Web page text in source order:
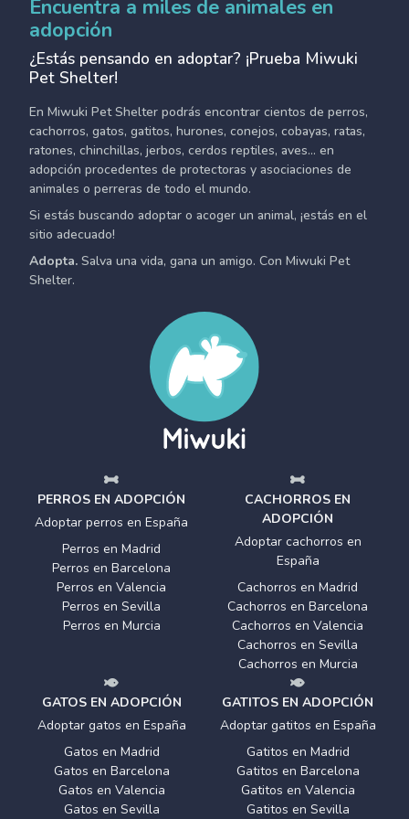
Encuentra a miles de animales en
adopción
¿Estás pensando en adoptar? ¡Prueba Miwuki
Pet Shelter!
En Miwuki Pet Shelter podrás encontrar cientos de perros,
cachorros, gatos, gatitos, hurones, conejos, cobayas, ratas,
ratones, chinchillas, jerbos, cerdos reptiles, aves... en
adopción procedentes de protectoras y asociaciones de
animales o perreras de todo el mundo.
Si estás buscando adoptar o acoger un animal, ¡estás en el
sitio adecuado!
Adopta. Salva una vida, gana un amigo. Con Miwuki Pet
Shelter.
PERROS EN ADOPCIÓN
Adoptar perros en España
Perros en Madrid
Perros en Barcelona
Perros en Valencia
Perros en Sevilla
Perros en Murcia
CACHORROS EN
ADOPCIÓN
Adoptar cachorros en
España
Cachorros en Madrid
Cachorros en Barcelona
Cachorros en Valencia
Cachorros en Sevilla
Cachorros en Murcia
GATOS EN ADOPCIÓN
Adoptar gatos en España
Gatos en Madrid
Gatos en Barcelona
Gatos en Valencia
Gatos en Sevilla
GATITOS EN ADOPCIÓN
Adoptar gatitos en España
Gatitos en Madrid
Gatitos en Barcelona
Gatitos en Valencia
Gatitos en Sevilla